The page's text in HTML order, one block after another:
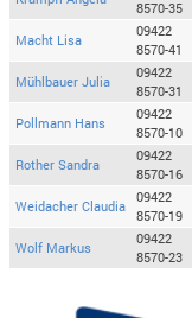
8570-35
Macht Lisa
09422
8570-41
Mühlbauer Julia
09422
8570-31
Pollmann Hans
09422
8570-10
Rother Sandra
09422
8570-16
Weidacher Claudia
09422
8570-19
Wolf Markus
09422
8570-23